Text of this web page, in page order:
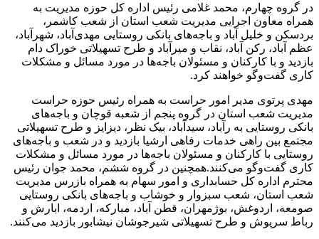
در گروه چهارم، محمد غلامی رئیس اداره کل حوزه مدیریت به
همراه معاون اجرایی مدیریت شعب استان از شعب کاشمر،
بردسکن و خلیل آباد و باجه‌های بانکی روستایی مهدی‌آباد، شهرآباد،
عظم آباد، رکن آباد، نقاب و میرآباد و طرح‌ تسهیلاتی خوراک دام
بازدید و با کارکنان و مسئولان باجه‌‌ها در مورد مسائل و مشکلات
کاری گفت‌و‌گو خواهند کرد.
مهدی پرتوی مدیر امور حراست به همراه رئیس حوزه حراست
مدیریت شعب استان در گروه پنجم از شعبه قوچان و باجه‌های
بانکی روستایی به رآباد، سیدآباد، بیک نظر، دیزایز و طرح تسهیلاتی
مجتمع بین راهی خدمات رفاهی ارشیا بازدید و در شعب و باجه‌های
روستایی با کارکنان و مسئولان باجه‌‌ها در مورد مسائل و مشکلات
کاری گفت‌و‌گو می‌کنند.همچنین در گروه ششم، محمد جوان رئیس
محترم اداره کل حسابداری و امور سهام به همراه بازرس مدیریت
شعب استان، شعب سبزوار و خوشاب و باجه‌های بانکی روستایی
صومعه، اردوغش، بوژمهران، قطن آباد، مبارکه، اردمه، ابارش و
رباط سرپوش و طرح تسهیلاتی شیرجوشان نیشابور بازدید می‌کنند.